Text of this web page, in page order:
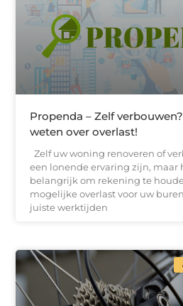
Propenda – Zelf
weten over overlast!
Zelf uw woning renoveren of
een lonende ervaring zijn, maar
belangrijk om rekening te
mogelijke overlast voor uw
juiste werktijden